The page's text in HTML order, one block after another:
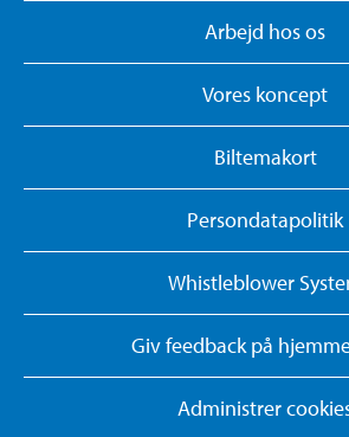
Arbejd hos os
Vores koncept
Biltemakort
Persondatapolitik
Whistleblower
Giv feedback på
Administrer